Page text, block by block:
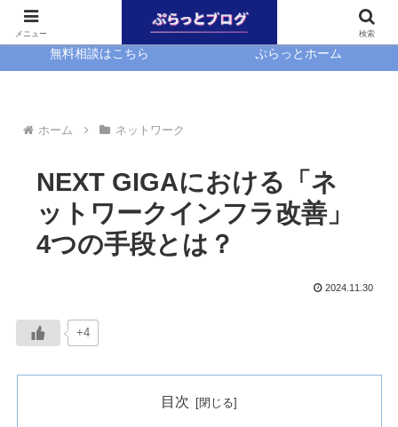
無料相談はこちら ぷらっとホーム
ホーム ネットワーク
NEXT GIGAにおける「ネ
ットワークインフラ改善」
4つの手段とは？
2024.11.30
+4
目次
メニュー 検索